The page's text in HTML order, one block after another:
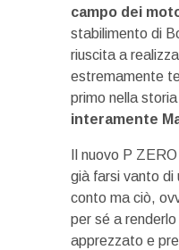
campo dei
stabilimento di
riuscita a
estremamente
primo nella
interamente
Il nuovo P
già farsi vanto di
conto ma ciò,
per sé a
apprezzato e